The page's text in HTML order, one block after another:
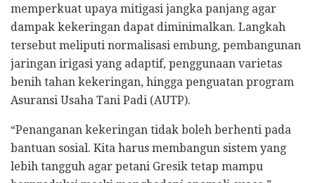
memperkuat upaya mitigasi jangka panjang agar
dampak kekeringan dapat diminimalkan. Langkah
tersebut meliputi normalisasi embung, pembangunan
jaringan irigasi yang adaptif, penggunaan varietas
benih tahan kekeringan, hingga penguatan program
Asuransi Usaha Tani Padi (AUTP).
“Penanganan kekeringan tidak boleh berhenti pada
bantuan sosial. Kita harus membangun sistem yang
lebih tangguh agar petani Gresik tetap mampu